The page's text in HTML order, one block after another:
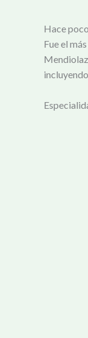
Hace
Fue el